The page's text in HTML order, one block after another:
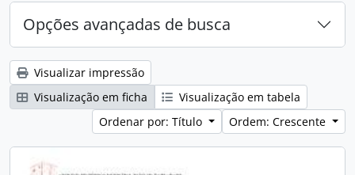
Opções avançadas de busca
Visualizar impressão
Visualização em ficha
Visualização em tabela
Ordenar por: Título
Ordem: Crescente